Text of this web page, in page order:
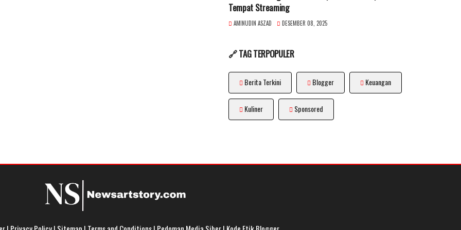
Tempat Streaming
AMINUDIN ASZAD DESEMBER 08, 2025
🔗 TAG TERPOPULER
Berita Terkini Blogger Keuangan
Kuliner Sponsored